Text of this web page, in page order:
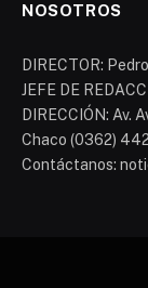
NOSOTROS
DIRECTOR:
JEFE DE
DIRECCIÓN: Av.
Chaco (0362) 442
Contáctanos: